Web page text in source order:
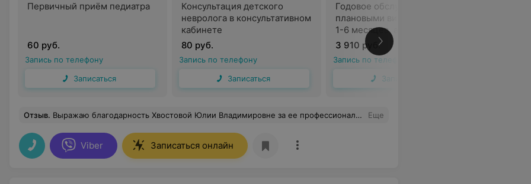
Первичный приём педиатра
60 руб.
Запись по телефону
Записаться
Консультация детского
невролога в консультативном
кабинете
80 руб.
Запись по телефону
Записаться
Годовое обслуживание с
плановыми визитами, возраст
1-6 месяцев, а/г Михановичи,
предоплата за 12 месяцев
3 910 руб.
Запись по телефону
Записаться
Отзыв. Выражаю благодарность Хвостовой Юлии Владимировне за ее профессионализм, грамотно подобранное лечение, за ее доброе, неравнодушное сердце. Всегда поддержит и успокоит родителей и найдет подход к ребенку. И спасибо центру за то, что там работают настоящие профессионалы! Еще
Viber Записаться онлайн